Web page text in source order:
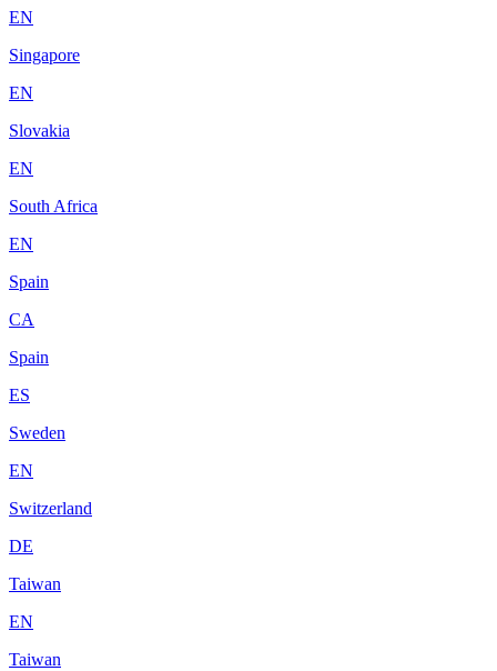
EN
Singapore
EN
Slovakia
EN
South Africa
EN
Spain
CA
Spain
ES
Sweden
EN
Switzerland
DE
Taiwan
EN
Taiwan